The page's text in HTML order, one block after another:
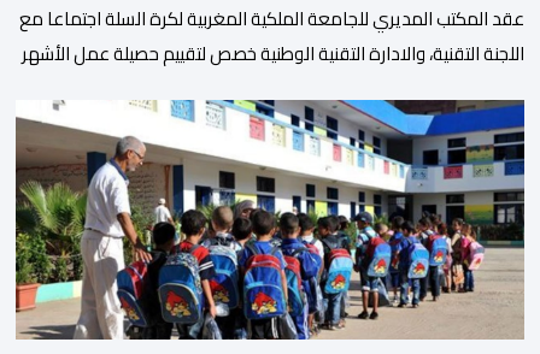
عقد المكتب المديري للجامعة الملكية المغربية لكرة السلة اجتماعا مع
اللجنة التقنية، والادارة التقنية الوطنية خصص لتقييم حصيلة عمل الأشهر
المنتخبات الوطنية خلال الفترة الأخيرة. وشهد الاجتماع تقديم عرض
مفصل حول مشاركة المنتخبين الوطنيين لأقل من 18 سنة، إناثا وذكورا،
من طرف اللجنة التقنية التي واكبت كل […]